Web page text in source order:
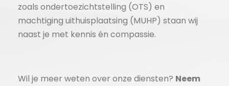
zoals ondertoezichtstelling (OTS) en
machtiging uithuisplaatsing (MUHP) staan wij
naast je met kennis én compassie.
Wil je meer weten over onze diensten? Neem